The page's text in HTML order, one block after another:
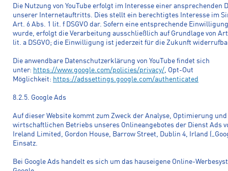
Die Nutzung von YouTube erfolgt im Interesse einer ansprechenden
unserer Internetauftritts. Dies stellt ein berechtigtes Interesse im
Art. 6 Abs. 1 lit. f DSGVO dar. Sofern eine entsprechende
wurde, erfolgt die Verarbeitung ausschließlich auf Grundlage von
lit. a DSGVO; die Einwilligung ist jederzeit für die Zukunft
Die anwendbare Datenschutzerklärung von YouTube findet sich
unter: https://www.google.com/policies/privacy/, Opt-Out
Möglichkeit: https://adssettings.google.com/authenticated
8.2.5. Google Ads
Auf dieser Website kommt zum Zweck der Analyse, Optimierung und
wirtschaftlichen Betriebs unseres Onlineangebotes der Dienst Ads
Ireland Limited, Gordon House, Barrow Street, Dublin 4, Irland
Einsatz.
Bei Google Ads handelt es sich um das hauseigene Online-